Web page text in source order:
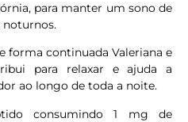
para manter um sono de
noturnos.
forma continuada Valeriana e
para relaxar e ajuda a
ao longo de toda a noite.
consumindo 1 mg de